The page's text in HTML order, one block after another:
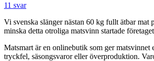
11 svar
Vi svenska slänger nästan 60 kg fullt ätbar mat
minska detta otroliga matsvinn startade företaget
Matsmart är en onlinebutik som ger
tryckfel, säsongsvaror eller överproduktion.